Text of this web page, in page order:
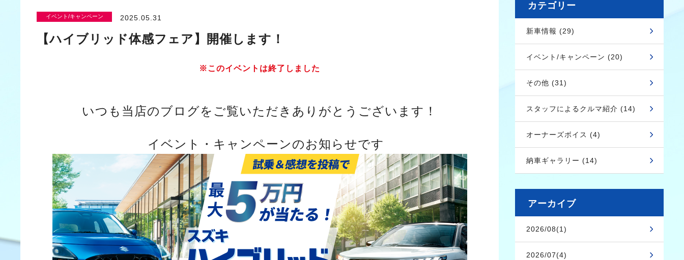
イベント/キャンペーン 2025.05.31
【ハイブリッド体感フェア】開催します！
※このイベントは終了しました
いつも当店のブログをご覧いただきありがとうございます！
イベント・キャンペーンのお知らせです
カテゴリー
新車情報 (29)
イベント/キャンペーン (20)
その他 (31)
スタッフによるクルマ紹介 (14)
オーナーズボイス (4)
納車ギャラリー (14)
アーカイブ
2026/08(1)
2026/07(4)